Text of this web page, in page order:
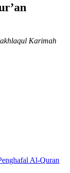
Karimah